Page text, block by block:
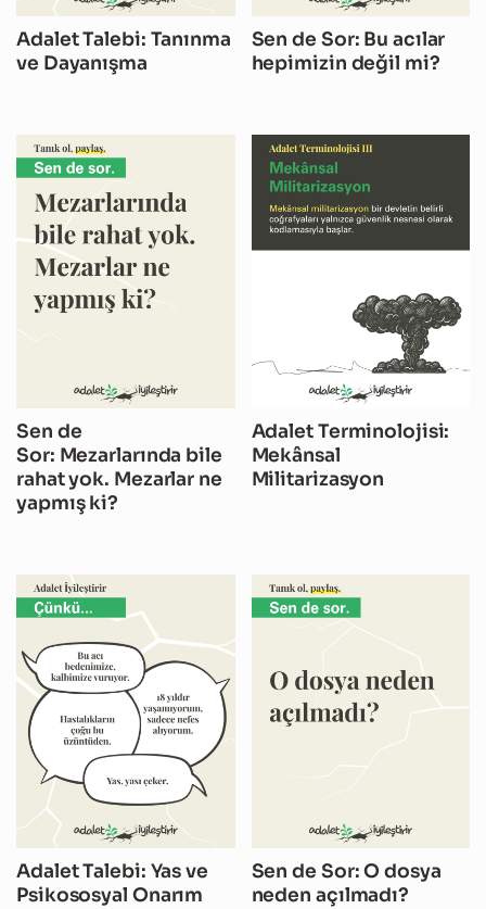
Adalet Talebi: Tanınma
ve Dayanışma
Sen de Sor: Bu acılar
hepimizin değil mi?
Sen de
Sor: Mezarlarında bile
rahat yok. Mezarlar ne
yapmış ki?
Adalet Terminolojisi:
Mekânsal
Militarizasyon
Adalet Talebi: Yas ve
Psikososyal Onarım
Sen de Sor: O dosya
neden açılmadı?